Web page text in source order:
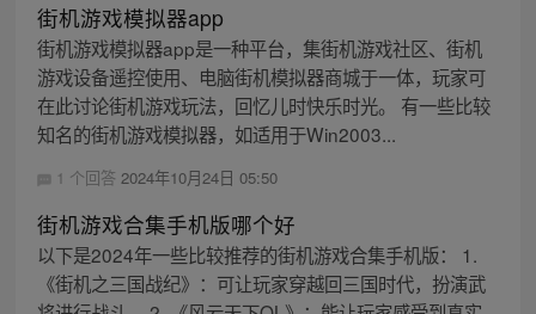
街机游戏模拟器app
街机游戏模拟器app是一种平台，集街机游戏社区、街机
游戏设备遥控使用、电脑街机模拟器商城于一体，玩家可
在此讨论街机游戏玩法，回忆儿时快乐时光。 有一些比较
知名的街机游戏模拟器，如适用于Win2003...
1 个回答 2024年10月24日 05:50
街机游戏合集手机版哪个好
以下是2024年一些比较推荐的街机游戏合集手机版： 1.
《街机之三国战纪》：可让玩家穿越回三国时代，扮演武